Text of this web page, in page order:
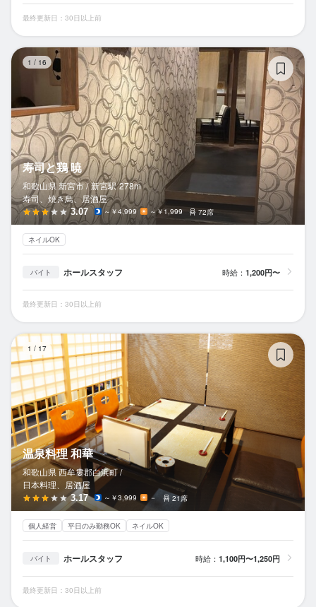
最終更新日：30日以上前
1 / 16
寿司と鶏 暁
和歌山県 新宮市 / 新宮駅 278m
寿司、焼き鳥、居酒屋
3.07 ～￥4,999 ～￥1,999 72席
ネイルOK
バイト ホールスタッフ 時給： 1,200円〜
最終更新日：30日以上前
1 / 17
温泉料理 和華
和歌山県 西牟婁郡白浜町 /
日本料理、居酒屋
3.17 ～￥3,999 － 21席
個人経営 平日のみ勤務OK ネイルOK
バイト ホールスタッフ 時給： 1,100円〜1,250円
最終更新日：30日以上前